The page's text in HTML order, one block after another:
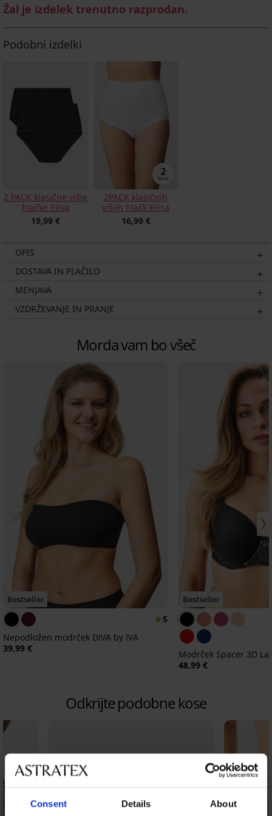
Consent Details About
Žal je izdelek trenutno razprodan.
Podobni izdelki
2 PACK klasične višje
hlačke Elisa
19,99 €
2PACK klasičnih
višjih hlačk Erica
16,99 €
OPIS
DOSTAVA IN PLAČILO
MENJAVA
VZDRŽEVANJE IN PRANJE
Morda vam bo všeč
Bestseller
5
Nepodložen modrček DIVA by IVA
39,99 €
Bestseller
Modrček Spacer 3D
48,99 €
Odkrijte podobne kose